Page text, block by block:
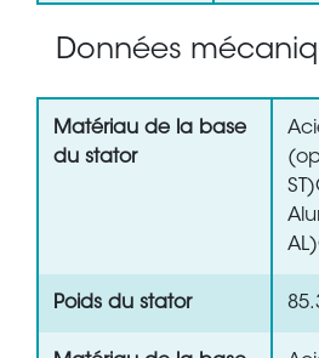
Données
Matériau de la base
du stator
Poids du stator